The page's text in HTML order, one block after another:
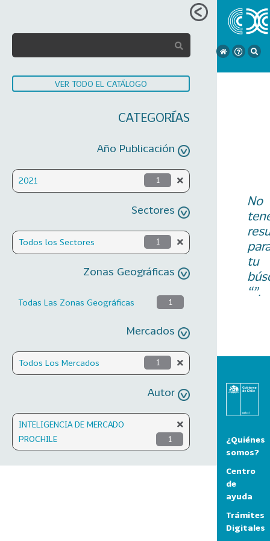
VER TODO EL CATÁLOGO
CATEGORÍAS
Año Publicación
2021 1
Sectores
Todos los Sectores 1
Zonas Geográficas
Todas Las Zonas Geográficas 1
Mercados
Todos Los Mercados 1
Autor
INTELIGENCIA DE MERCADO
PROCHILE
1
No
tu
“”.
¿Quiénes
somos?
Centro
de
ayuda
Trámites
Digitales